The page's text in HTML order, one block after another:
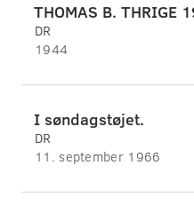
THOMAS B. THRIGE
DR
1944
I søndagstøjet.
DR
11. september 1966